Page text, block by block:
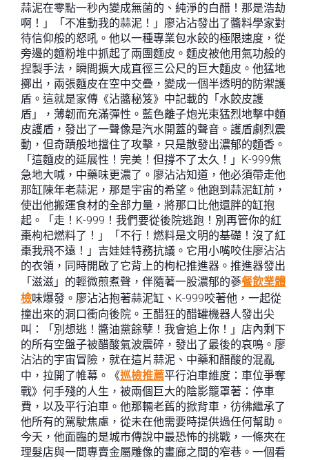
蒜泥在零點一秒內變成無菌的、純淨的白醋！那是浩劫
啊！」「不准動我的蒜泥！」廖沾沾發出了醬料學家對
待信仰般的怒吼。他以一種專業包水餃的極限速度，從
旁邊的麵粉堆中抓起了兩團麵皮。麵皮被他用氣功般的
捏製手法，瞬間擴大成直徑三公尺的巨大麵皮。他猛地
擲出，兩張麵皮在空中交疊，變成一個半透明的防禦護
盾。這就是家傳《沾醬秘笈》中記載的「水餃皮護
盾」，薄韌而充滿彈性。藍色離子炮光束猛烈地擊中麵
皮護盾，發出了一聲像是汽水開蓋的聲音。護盾劇烈震
動，但奇蹟般地擋住了攻擊，只是散發出濃郁的麵香。
「這麵皮的延展性！完美！但撐不了太久！」K-999焦
急地大喊，中藥味更濃了。廖沾沾知道，他必須帶走他
那缸陳年老蒜泥，那是宇宙的希望。他跑到蒜泥缸前，
使出他搬運食材的全部力量，將那口比他還胖的缸抱
起。「走！K-999！我們要從後院逃跑！別再管你的紅
棗枸杞燃料了！」「不行！燃料是文明的基礎！沒了紅
棗我飛不遠！」吉娃娃特務抗議。它用小嘴咬住廖沾沾
的衣領，同時開啟了它背上的枸杞推進器。推進器發出
「滋滋」的輕微煎煮聲，伴隨著一股濃郁的蔘餐飲業體
檢味爆發。廖沾沾抱著蒜泥缸、K-999咬著他，一起從
撞出來的洞口衝向後院。王醋狂的醋罐機器人發出尖
叫：「別想逃！醬油黨餘孽！我會追上你！」店內剩下
的所有空盤子被醋酸氣波震碎，發出了最後的哀鳴。廖
沾沾的宇宙冒險，就在這片蒜泥、中藥和醋酸的混亂
中，拉開了帷幕。《巡檢推薦平行泊車維度：車位爭奪
戰》何手殘的人生，被兩個巨大的陰影籠罩著：停車
費，以及平行泊車。他那輛老舊的掀背車，彷彿繼承了
他所有的駕駛焦慮，從未在他需要時提供過任何幫助。
今天，他面臨的是城市傳說中最恐怖的挑戰，一條夾在
理髮店與一間專賣金屬雕像的畫廊之間的窄巷。一個看